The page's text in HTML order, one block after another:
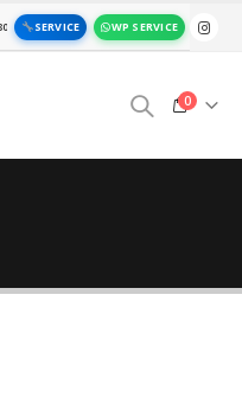
SERVICE WP SERVICE
0